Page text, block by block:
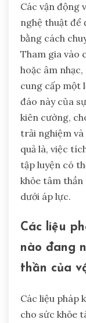
Các vận động
nghệ thuật để
bằng cách
Tham gia vào
hoặc âm
cung cấp một
đáo này của
kiên cường,
trải nghiệm
quả là, việc
tập luyện có
khỏe tâm
dưới áp lực.
Các liệu
nào đang
thần của
Các liệu pháp
cho sức khỏe